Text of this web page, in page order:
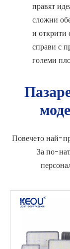
правят
сложни
и открити
справи с
големи
Повечето най-
За по-